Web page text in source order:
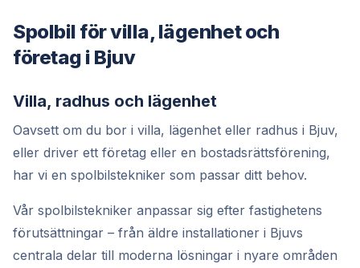
Spolbil för villa, lägenhet och
företag i Bjuv
Villa, radhus och lägenhet
Oavsett om du bor i villa, lägenhet eller radhus i Bjuv,
eller driver ett företag eller en bostadsrättsförening,
har vi en spolbilstekniker som passar ditt behov.
Vår spolbilstekniker anpassar sig efter fastighetens
förutsättningar – från äldre installationer i Bjuvs
centrala delar till moderna lösningar i nyare områden